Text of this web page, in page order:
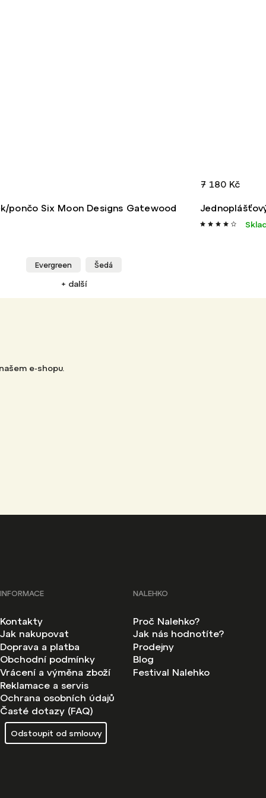
pončo Six Moon Designs Gatewood
Evergreen Šedá
+ další
7 180 Kč
e-shopu.
INFORMACE
Kontakty
Jak nakupovat
Doprava a platba
Obchodní podmínky
Vrácení a výměna zboží
Reklamace a servis
Ochrana osobních údajů
Časté dotazy (FAQ)
Odstoupit od smlouvy
NALEHKO
Proč Nalehko?
Jak nás hodnotíte?
Prodejny
Blog
Festival Nalehko